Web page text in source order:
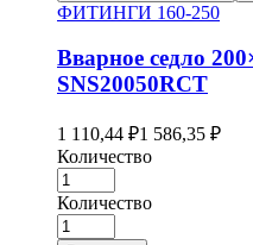
ФИТИНГИ 160-250
Вварное седло
SNS20050RCT
1 110,44 ₽1 586,35 ₽
Количество
Количество